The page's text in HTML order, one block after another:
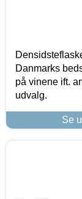
Danmarks
på vinene ift.
udvalg.
Se